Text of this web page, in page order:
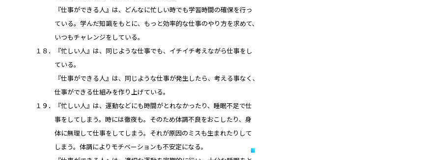
『仕事ができる人』は、どんなに忙しい時でも学習時間の確保を行っ
ている。学んだ知識をもとに、もっと効率的な仕事のやり方を求めて、
いつもチャレンジをしている。
１８．『忙しい人』は、同じような仕事でも、イチイチ考えながら仕事をし
ている。
『仕事ができる人』は、同じような仕事が発生したら、考える事なく、
仕事ができる仕組みを作り上げている。
１９．『忙しい人』は、運動などにも時間がとれなかったり、睡眠不足で仕
事をしてしまう。時には徹夜も。そのため体調不良をおこしたり、身
体に無理して仕事をしてしまう。それが原因のミスも生まれたりして
しまう。体調によりモチベーションも不安定になる。